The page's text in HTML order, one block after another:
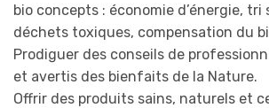
bio concepts : économie d’énergie,
déchets toxiques, compensation du
Prodiguer des conseils de
et avertis des bienfaits de la Nature.
Offrir des produits sains, naturels et